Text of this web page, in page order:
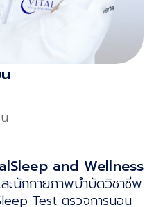
and Wellness
ะนักกายภาพบําบัดวิชาชีพ
Test ตรวจการนอน